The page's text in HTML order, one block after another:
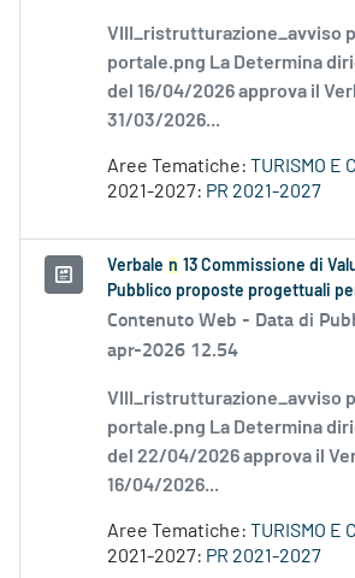
VIII_ristrutturazione_avviso
portale.png La Determina
del 16/04/2026 approva il
31/03/2026...
Aree Tematiche: TURISMO E
2021-2027: PR 2021-2027
Verbale n 13 Commissione di
Pubblico proposte progettuali
Contenuto Web - Data di
apr-2026 12.54
VIII_ristrutturazione_avviso
portale.png La Determina
del 22/04/2026 approva il
16/04/2026...
Aree Tematiche: TURISMO E
2021-2027: PR 2021-2027